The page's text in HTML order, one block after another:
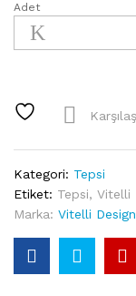
Vitelli
Design
Studio-
Akrilik
quantity
Adet
Kategori: Tepsi
Etiket: Tepsi, Vitelli
Marka: Vitelli